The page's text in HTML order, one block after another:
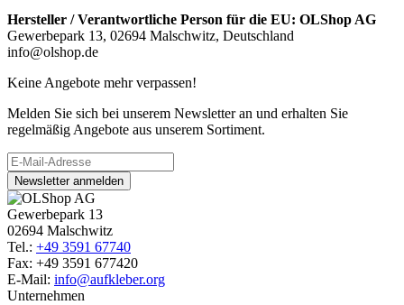
Hersteller / Verantwortliche Person für die EU: OLShop AG
Gewerbepark 13, 02694 Malschwitz, Deutschland
info@olshop.de
Keine Angebote mehr verpassen!
Melden Sie sich bei unserem Newsletter an und erhalten Sie
regelmäßig Angebote aus unserem Sortiment.
Newsletter anmelden
Gewerbepark 13
02694 Malschwitz
Tel.: +49 3591 67740
Fax: +49 3591 677420
E-Mail: info@aufkleber.org
Unternehmen